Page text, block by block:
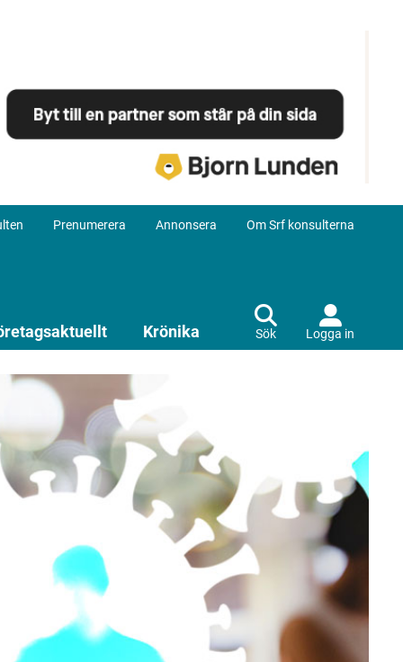
Prenumerera Annonsera Om Srf konsulterna
Krönika Sök Logga in